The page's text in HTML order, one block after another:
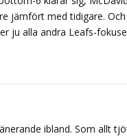
jämfört med tidigare.
ju alla andra Leafs-
ibland. Som allt